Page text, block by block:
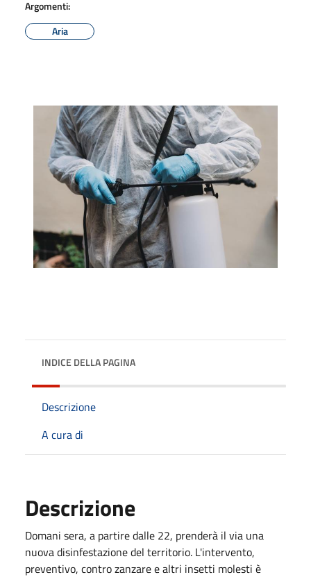
Argomenti:
Aria
INDICE DELLA PAGINA
Descrizione
A cura di
Descrizione
Domani sera, a partire dalle 22, prenderà il via una
nuova disinfestazione del territorio. L'intervento,
preventivo, contro zanzare e altri insetti molesti è